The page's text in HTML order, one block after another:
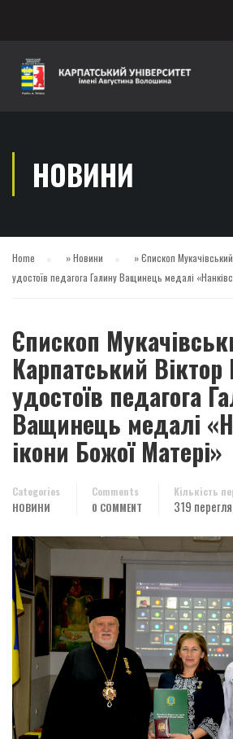
НОВИНИ
Home »Новини »Єпископ
удостоїв педагога Галину Ващинець медалі
Єпископ
Карпатський
удостоїв педагога
Ващинець медалі
ікони Божої Матері»
Categories
НОВИНИ
Comments
0 COMMENT
Кількість
319